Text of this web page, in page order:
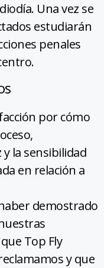
Una vez se
estudiarán
penales
por cómo
la sensibilidad
en relación a
demostrado
Top Fly
y que